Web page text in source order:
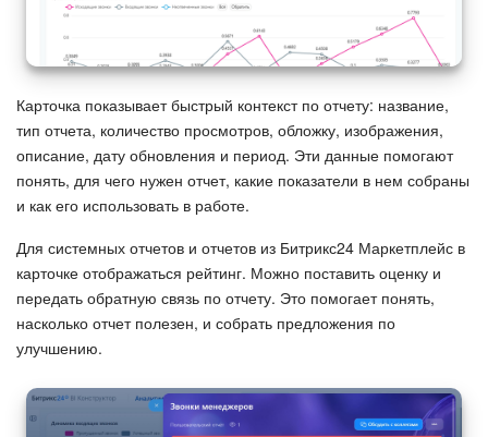
Карточка показывает быстрый контекст по отчету: название,
тип отчета, количество просмотров, обложку, изображения,
описание, дату обновления и период. Эти данные помогают
понять, для чего нужен отчет, какие показатели в нем собраны
и как его использовать в работе.
Для системных отчетов и отчетов из Битрикс24 Маркетплейс в
карточке отображаться рейтинг. Можно поставить оценку и
передать обратную связь по отчету. Это помогает понять,
насколько отчет полезен, и собрать предложения по
улучшению.